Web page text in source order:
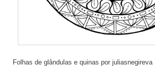
Folhas de glândulas e quinas por juliasnegireva